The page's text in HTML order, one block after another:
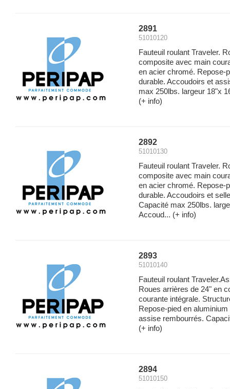
2891
51010120
Fauteuil roulant Traveler.
composite avec main
en acier chromé. Repose-
durable. Accoudoirs et
max 250lbs. largeur 18"x
(+ info)
2892
51010130
Fauteuil roulant Traveler.
composite avec main
en acier chromé. Repose-
durable. Accoudoirs et
Capacité max 250lbs.
Accoud... (+ info)
2893
51010140
Fauteuil roulant
Roues arrières de 24" en
courante intégrale.
Repose-pied en
assise rembourrés.
(+ info)
2894
51010150